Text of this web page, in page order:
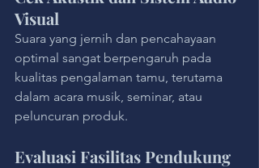
Visual
Suara yang jernih dan pencahayaan
optimal sangat berpengaruh pada
kualitas pengalaman tamu, terutama
dalam acara musik, seminar, atau
peluncuran produk.
Evaluasi Fasilitas Pendukung